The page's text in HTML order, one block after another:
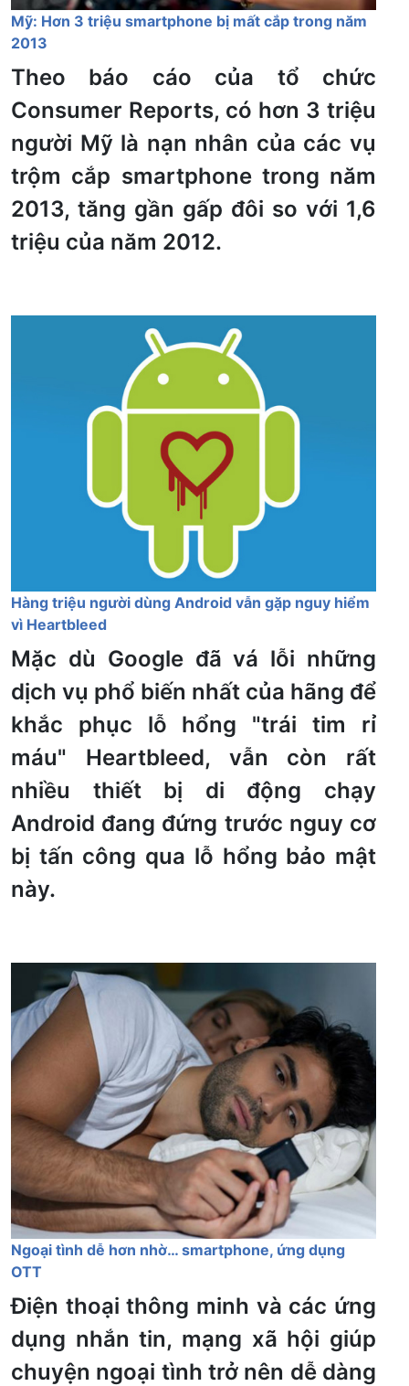
Mỹ: Hơn 3 triệu smartphone bị mất cắp trong năm
2013
Theo báo cáo của tổ chức
Consumer Reports, có hơn 3 triệu
người Mỹ là nạn nhân của các vụ
trộm cắp smartphone trong năm
2013, tăng gần gấp đôi so với 1,6
triệu của năm 2012.
Hàng triệu người dùng Android vẫn gặp nguy hiểm
vì Heartbleed
Mặc dù Google đã vá lỗi những
dịch vụ phổ biến nhất của hãng để
khắc phục lỗ hổng "trái tim rỉ
máu" Heartbleed, vẫn còn rất
nhiều thiết bị di động chạy
Android đang đứng trước nguy cơ
bị tấn công qua lỗ hổng bảo mật
này.
Ngoại tình dễ hơn nhờ… smartphone, ứng dụng
OTT
Điện thoại thông minh và các ứng
dụng nhắn tin, mạng xã hội giúp
chuyện ngoại tình trở nên dễ dàng